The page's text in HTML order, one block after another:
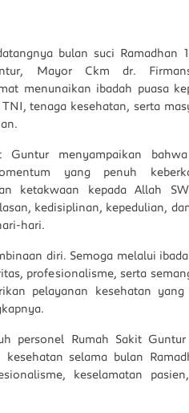
bulan suci Ramadhan
Mayor Ckm dr.
menunaikan ibadah puasa
tenaga kesehatan, serta
Guntur menyampaikan
yang penuh
ketakwaan kepada Allah
kedisiplinan, kepedulian,
hari.
diri. Semoga melalui
profesionalisme, serta
pelayanan kesehatan
personel Rumah Sakit
selama bulan
keselamatan